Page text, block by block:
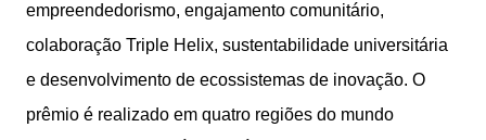
empreendedorismo, engajamento comunitário,
colaboração Triple Helix, sustentabilidade universitária
e desenvolvimento de ecossistemas de inovação. O
prêmio é realizado em quatro regiões do mundo